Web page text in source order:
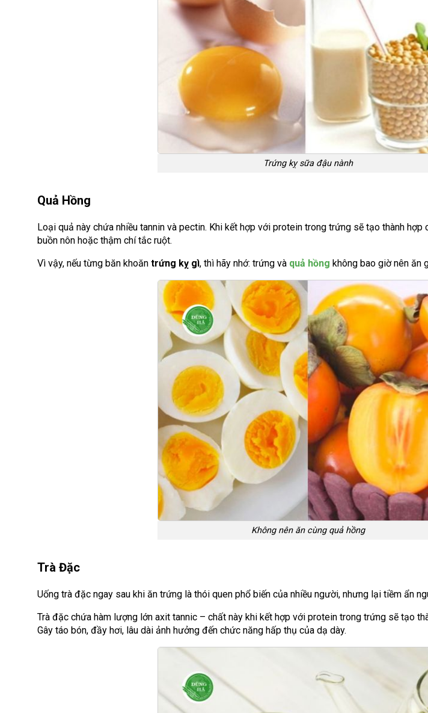
Trứng kỵ sữa đậu nành
Quả Hồng
Loại quả này chứa nhiều tannin và pectin. Khi kết hợp với protein trong trứng sẽ tạo thành hợp
buồn nôn hoặc thậm chí tắc ruột.
Vì vậy, nếu từng băn khoăn trứng kỵ gì, thì hãy nhớ: trứng và quả hồng không bao giờ nên ăn
Không nên ăn cùng quả hồng
Trà Đặc
Uống trà đặc ngay sau khi ăn trứng là thói quen phổ biến của nhiều người, nhưng lại tiềm ẩn
Trà đặc chứa hàm lượng lớn axit tannic – chất này khi kết hợp với protein trong trứng sẽ tạo
Gây táo bón, đầy hơi, lâu dài ảnh hưởng đến chức năng hấp thụ của dạ dày.